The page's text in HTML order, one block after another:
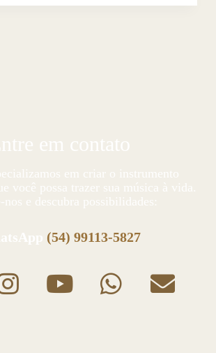
em contato
em criar o instrumento
você possa trazer sua música à vida.
nos e descubra possibilidades:
(54) 99113-5827